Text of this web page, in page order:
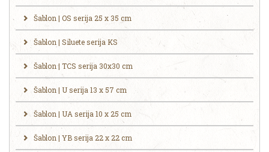
Šablon | OS serija 25 x 35 cm
Šablon | Siluete serija KS
Šablon | TCS serija 30x30 cm
Šablon | U serija 13 x 57 cm
Šablon | UA serija 10 x 25 cm
Šablon | YB serija 22 x 22 cm